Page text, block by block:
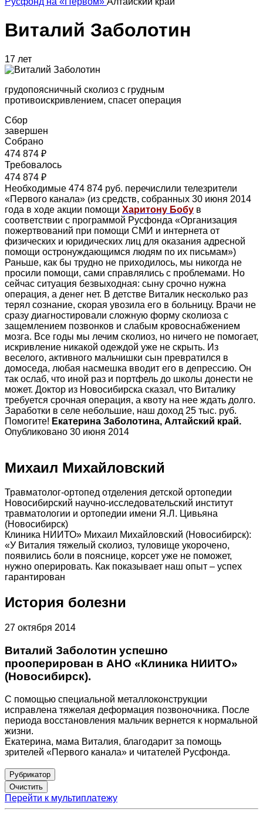
Виталий Заболотин
17 лет
грудопоясничный сколиоз с грудным
противоискривлением, спасет операция
Сбор
завершен
Собрано
474 874 ₽
Требовалось
474 874 ₽
Необходимые 474 874 руб. перечислили телезрители
«Первого канала» (из средств, собранных 30 июня 2014
года в ходе акции помощи Харитону Бобу в
соответствии с программой Русфонда «Организация
пожертвований при помощи СМИ и интернета от
физических и юридических лиц для оказания адресной
помощи остронуждающимся людям по их письмам»)
Раньше, как бы трудно не приходилось, мы никогда не
просили помощи, сами справлялись с проблемами. Но
сейчас ситуация безвыходная: сыну срочно нужна
операция, а денег нет. В детстве Виталик несколько раз
терял сознание, скорая увозила его в больницу. Врачи не
сразу диагностировали сложную форму сколиоза с
защемлением позвонков и слабым кровоснабжением
мозга. Все годы мы лечим сколиоз, но ничего не помогает,
искривление никакой одеждой уже не скрыть. Из
веселого, активного мальчишки сын превратился в
домоседа, любая насмешка вводит его в депрессию. Он
так ослаб, что иной раз и портфель до школы донести не
может. Доктор из Новосибирска сказал, что Виталику
требуется срочная операция, а квоту на нее ждать долго.
Заработки в селе небольшие, наш доход 25 тыс. руб.
Помогите! Екатерина Заболотина, Алтайский край.
Опубликовано 30 июня 2014
Михаил Михайловский
Травматолог-ортопед отделения детской ортопедии
Новосибирский научно-исследовательский институт
травматологии и ортопедии имени Я.Л. Цивьяна
(Новосибирск)
Клиника НИИТО» Михаил Михайловский (Новосибирск):
«У Виталия тяжелый сколиоз, туловище укорочено,
появились боли в пояснице, корсет уже не поможет,
нужно оперировать. Как показывает наш опыт – успех
гарантирован
История болезни
27 октября 2014
Виталий Заболотин успешно
прооперирован в АНО «Клиника НИИТО»
(Новосибирск).
С помощью специальной металлоконструкции
исправлена тяжелая деформация позвоночника. После
периода восстановления мальчик вернется к нормальной
жизни.
Екатерина, мама Виталия, благодарит за помощь
зрителей «Первого канала» и читателей Русфонда.
Рубрикатор
Перейти к мультиплатежу